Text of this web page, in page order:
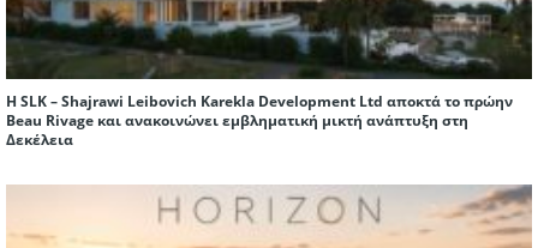
Η SLK – Shajrawi Leibovich Karekla Development Ltd αποκτά το πρώην
Beau Rivage και ανακοινώνει εμβληματική μικτή ανάπτυξη στη
Δεκέλεια